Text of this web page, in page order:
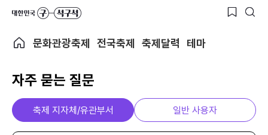
문화관광축제 전국축제 축제달력 테마
자주 묻는 질문
축제 지자체/유관부서 일반 사용자